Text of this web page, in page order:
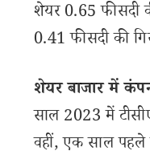
शेयर 0.65 फीसदी
0.41 फीसदी की
शेयर बाजार में
साल 2023 में
वहीं, एक साल पहले